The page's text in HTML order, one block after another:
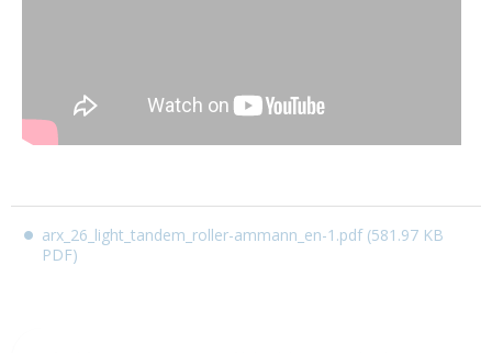
arx_26_light_tandem_roller-ammann_en-1.pdf (581.97 KB
PDF)